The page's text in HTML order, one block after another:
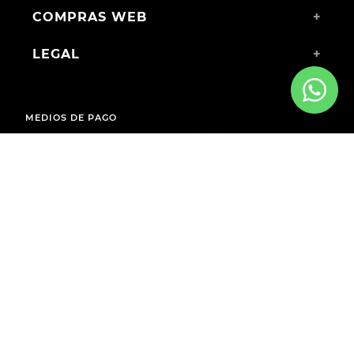
COMPRAS WEB +
LEGAL +
MEDIOS DE PAGO